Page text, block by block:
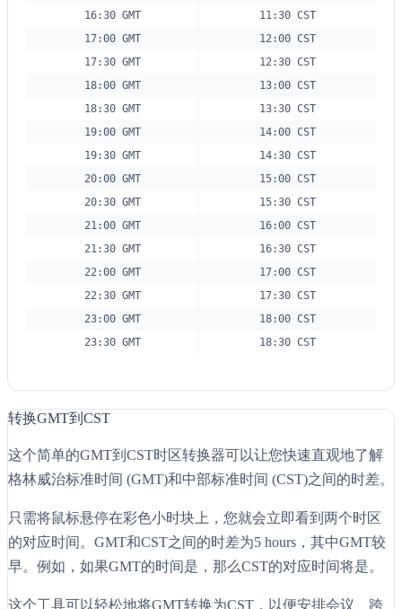
16:30 GMT
11:30 CST
17:00 GMT
12:00 CST
17:30 GMT
12:30 CST
18:00 GMT
13:00 CST
18:30 GMT
13:30 CST
19:00 GMT
14:00 CST
19:30 GMT
14:30 CST
20:00 GMT
15:00 CST
20:30 GMT
15:30 CST
21:00 GMT
16:00 CST
21:30 GMT
16:30 CST
22:00 GMT
17:00 CST
22:30 GMT
17:30 CST
23:00 GMT
18:00 CST
23:30 GMT
18:30 CST
转换GMT到CST
这个简单的GMT到CST时区转换器可以让您快速直观地了解
格林威治标准时间 (GMT)和中部标准时间 (CST)之间的时差。
只需将鼠标悬停在彩色小时块上，您就会立即看到两个时区
的对应时间。GMT和CST之间的时差为5 hours，其中GMT较
早。例如，如果GMT的时间是，那么CST的对应时间将是。
这个工具可以轻松地将GMT转换为CST，以便安排会议、跨